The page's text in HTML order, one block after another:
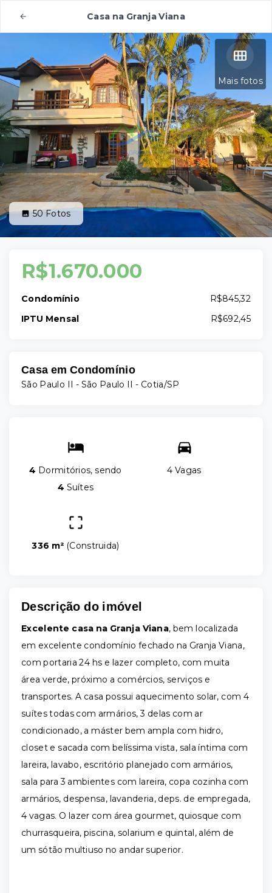
Casa na Granja Viana
Mais fotos
50Fotos
R$1.670.000
Condomínio
R$845,32
IPTU Mensal
R$692,45
Casa em Condomínio
São Paulo II - São Paulo II - Cotia/SP
4 Dormitórios, sendo
4 Suítes
4 Vagas
336 m² (Construida)
Descrição do imóvel
Excelente casa na Granja Viana, bem localizada
em excelente condomínio fechado na Granja Viana,
com portaria 24 hs e lazer completo, com muita
área verde, próximo a comércios, serviços e
transportes. A casa possui aquecimento solar, com 4
suítes todas com armários, 3 delas com ar
condicionado, a máster bem ampla com hidro,
closet e sacada com belíssima vista, sala íntima com
lareira, lavabo, escritório planejado com armários,
sala para 3 ambientes com lareira, copa cozinha com
armários, despensa, lavanderia, deps. de empregada,
4 vagas. O lazer com área gourmet, quiosque com
churrasqueira, piscina, solarium e quintal, além de
um sótão multiuso no andar superior.